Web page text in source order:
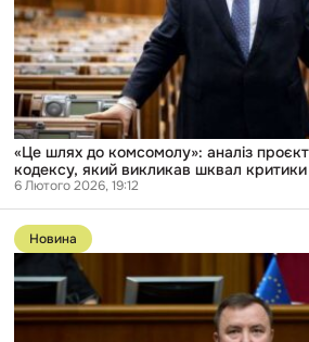
проєкту
нового
Цивільного
кодексу,
який
викликав
шквал
критики
мережі
«Це шлях до комсомолу»: аналіз
кодексу, який викликав шквал
6 Лютого 2026, 19:12
Перейти
до
публікації
кандидата
на
посаду
Новина